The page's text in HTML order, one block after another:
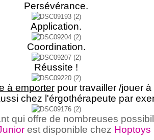
Persévérance.
Application.
Coordination.
Réussite !
à emporterpour travailler /jouer à
chez l'érgothérapeute par
qui offre de nombreuses
est disponible chez Hoptoys